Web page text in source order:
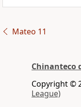
Mateo 11
Chinanteco
Copyright ©
League)